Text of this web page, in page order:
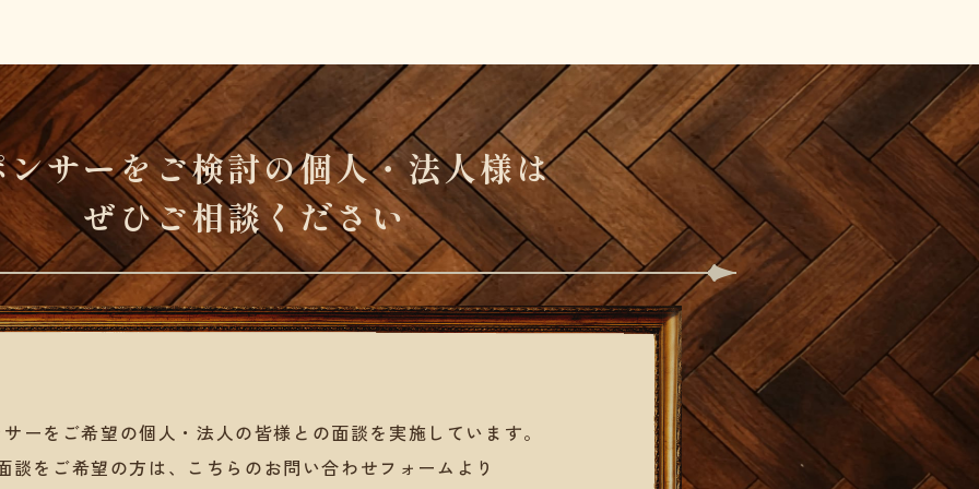
ンサーをご検討の個人・法人様は
ぜひご相談ください
ーをご希望の個人・法人の皆様と の面談を実施しています。
談をご希望の方は、
こちらのお問い合わせフォームより